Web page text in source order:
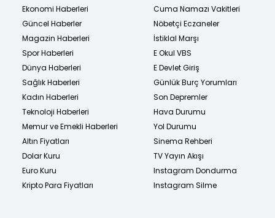
Ekonomi Haberleri
Güncel Haberler
Magazin Haberleri
Spor Haberleri
Dünya Haberleri
Sağlık Haberleri
Kadın Haberleri
Teknoloji Haberleri
Memur ve Emekli Haberleri
Altın Fiyatları
Dolar Kuru
Euro Kuru
Kripto Para Fiyatları
Cuma Namazı Vakitleri
Nöbetçi Eczaneler
İstiklal Marşı
E Okul VBS
E Devlet Giriş
Günlük Burç Yorumları
Son Depremler
Hava Durumu
Yol Durumu
Sinema Rehberi
TV Yayın Akışı
Instagram Dondurma
Instagram Silme